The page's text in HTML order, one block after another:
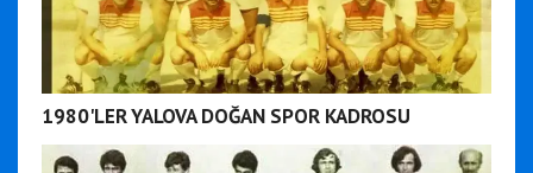
1980'LER YALOVA DOĞAN SPOR KADROSU